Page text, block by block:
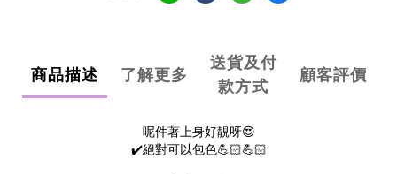
商品描述 了解更多
送貨及付
款方式
顧客評價
呢件著上身好靚呀😍
✔️絕對可以包色💪🏻💪🏻